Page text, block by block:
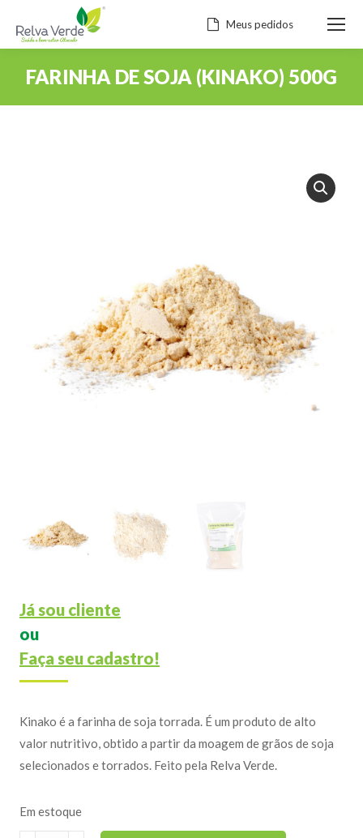
Meus pedidos
FARINHA DE SOJA (KINAKO) 500G
Já sou cliente
ou
Faça seu cadastro!
Kinako é a farinha de soja torrada. É um produto de alto
valor nutritivo, obtido a partir da moagem de grãos de soja
selecionados e torrados. Feito pela Relva Verde.
Em estoque